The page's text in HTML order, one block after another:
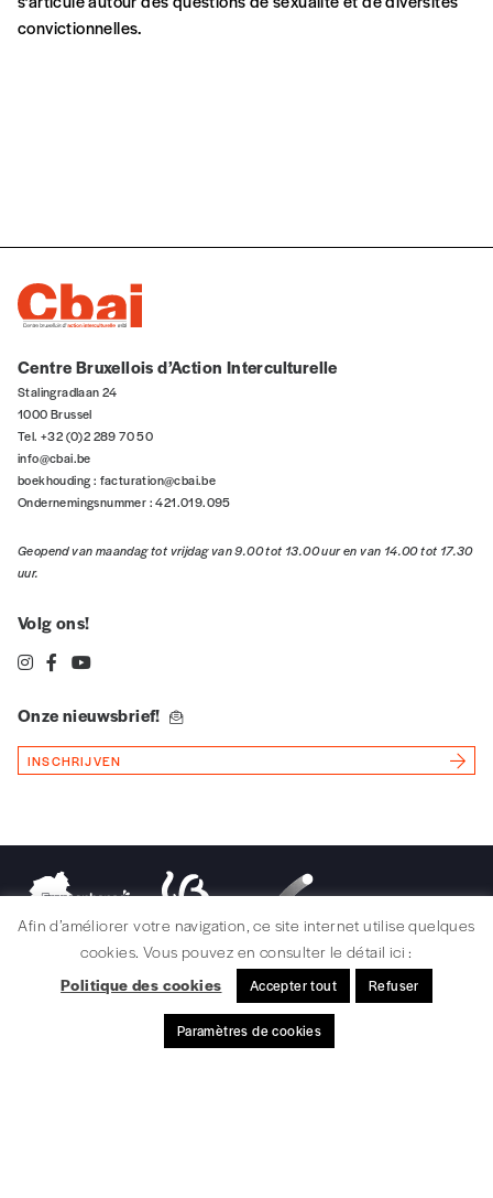
convictionnelles.
Centre Bruxellois d’Action Interculturelle
Stalingradlaan 24
1000 Brussel
Tel. +32 (0)2 289 70 50
info@cbai.be
boekhouding : facturation@cbai.be
Ondernemingsnummer : 421.019.095
Geopend van maandag tot vrijdag van 9.00 tot 13.00 uur en van 14.00 tot 17.30
uur.
Volg ons!
Onze nieuwsbrief!
INSCHRIJVEN
Afin d’améliorer votre navigation, ce site internet utilise quelques
cookies. Vous pouvez en consulter le détail ici :
Politique des cookies
Accepter tout Refuser
Paramètres de cookies